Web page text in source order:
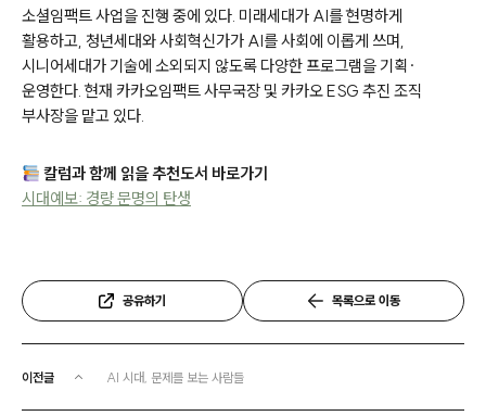
소셜임팩트 사업을 진행 중에 있다. 미래세대가 AI를 현명하게
활용하고, 청년세대와 사회혁신가가 AI를 사회에 이롭게 쓰며,
시니어세대가 기술에 소외되지 않도록 다양한 프로그램을 기획 ·
운영한다.현재 카카오임팩트 사무국장 및 카카오ESG 추진 조직
부사장을 맡고 있다.
칼럼과 함께 읽을 추천도서 바로가기
시대예보: 경량 문명의 탄생
공유하기 목록으로 이동
이전글 AI 시대, 문제를 보는 사람들